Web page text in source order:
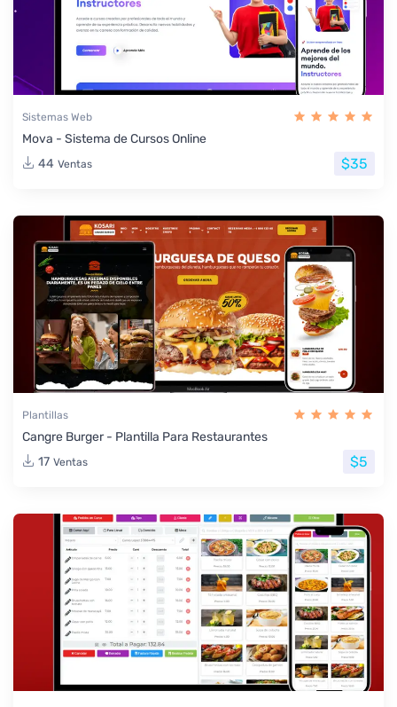
Sistemas Web
Mova - Sistema de Cursos Online
44 Ventas $35
Plantillas
Cangre Burger - Plantilla Para Restaurantes
17 Ventas $5